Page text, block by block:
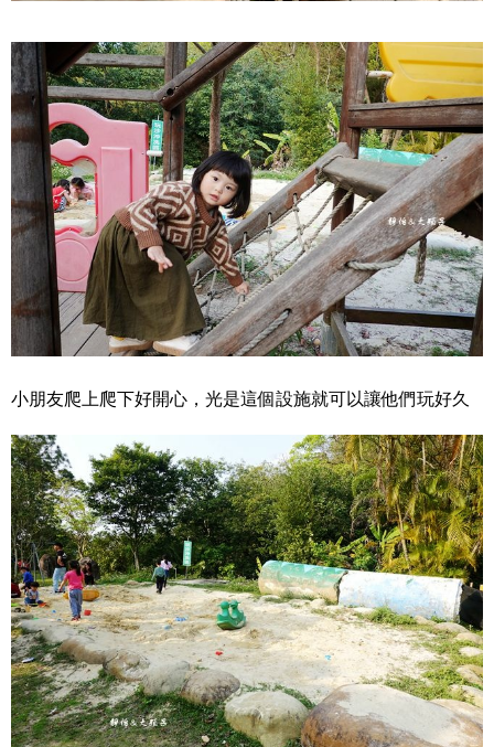
小朋友爬上爬下好開心，光是這個設施就可以讓他們玩好久